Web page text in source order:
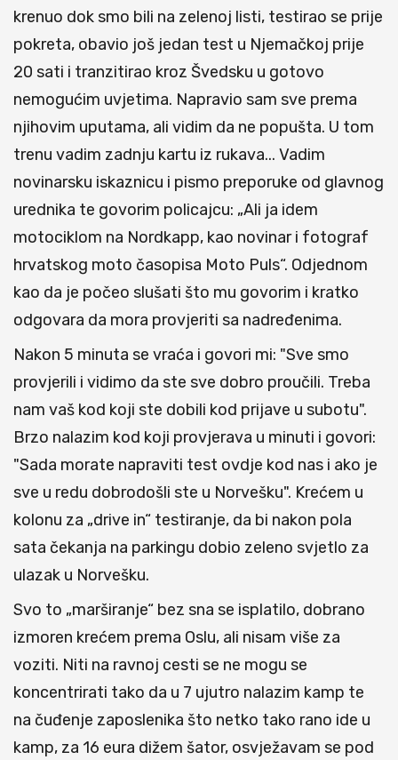
krenuo dok smo bili na zelenoj listi, testirao se prije
pokreta, obavio još jedan test u Njemačkoj prije
20 sati i tranzitirao kroz Švedsku u gotovo
nemogućim uvjetima. Napravio sam sve prema
njihovim uputama, ali vidim da ne popušta. U tom
trenu vadim zadnju kartu iz rukava... Vadim
novinarsku iskaznicu i pismo preporuke od glavnog
urednika te govorim policajcu: „Ali ja idem
motociklom na Nordkapp, kao novinar i fotograf
hrvatskog moto časopisa Moto Puls“. Odjednom
kao da je počeo slušati što mu govorim i kratko
odgovara da mora provjeriti sa nadređenima.
Nakon 5 minuta se vraća i govori mi: "Sve smo
provjerili i vidimo da ste sve dobro proučili. Treba
nam vaš kod koji ste dobili kod prijave u subotu".
Brzo nalazim kod koji provjerava u minuti i govori:
"Sada morate napraviti test ovdje kod nas i ako je
sve u redu dobrodošli ste u Norvešku". Krećem u
kolonu za „drive in“ testiranje, da bi nakon pola
sata čekanja na parkingu dobio zeleno svjetlo za
ulazak u Norvešku.
Svo to „marširanje“ bez sna se isplatilo, dobrano
izmoren krećem prema Oslu, ali nisam više za
voziti. Niti na ravnoj cesti se ne mogu se
koncentrirati tako da u 7 ujutro nalazim kamp te
na čuđenje zaposlenika što netko tako rano ide u
kamp, za 16 eura dižem šator, osvježavam se pod